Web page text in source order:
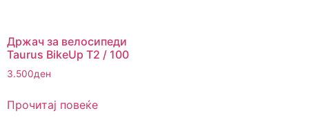
Држач за велосипеди
Taurus BikeUp T2 / 100
3.500ден
Прочитај повеќе